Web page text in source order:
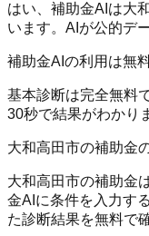
はい、補助金AIは大
います。AIが公的デ
補助金AIの利用は無
基本診断は完全無料
30秒で結果がわかり
大和高田市の補助金
大和高田市の補助金
金AIに条件を入力す
た診断結果を無料で